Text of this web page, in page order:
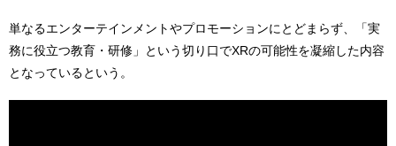
単なるエンターテインメントやプロモーションにとどまらず、「実
務に役立つ教育・研修」という切り口でXRの可能性を凝縮した内容
となっているという。